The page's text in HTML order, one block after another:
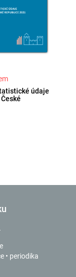
údaje
• periodika